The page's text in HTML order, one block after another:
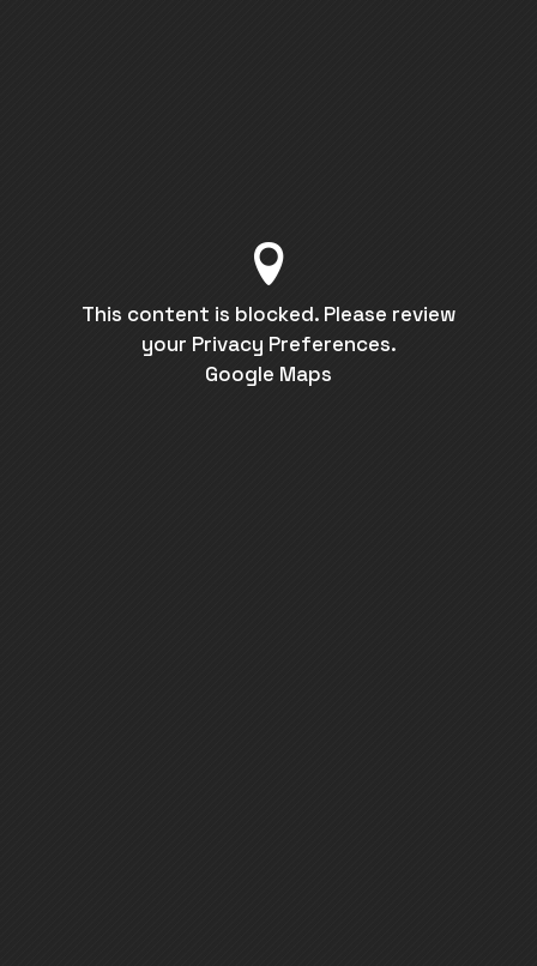
This content is blocked. Please review
your Privacy Preferences.
Google Maps